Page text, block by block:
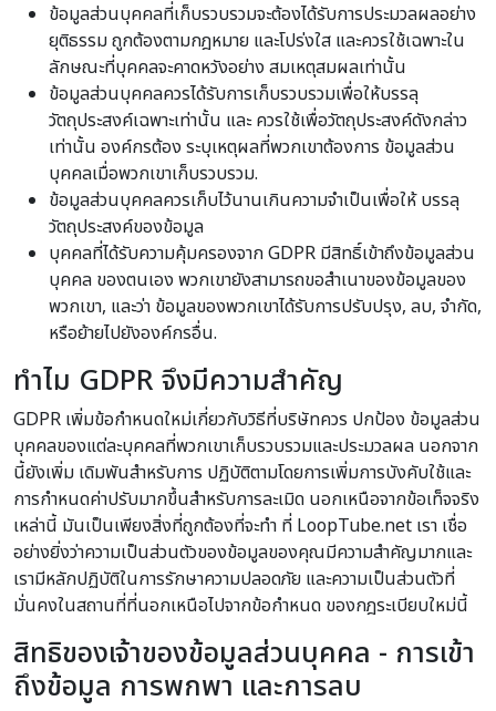
ข้อมูลส่วนบุคคลที่เก็บรวบรวมจะต้องได้รับการประมวลผลอย่าง
ยุติธรรม ถูกต้องตามกฎหมาย และโปร่งใส และควรใช้เฉพาะใน
ลักษณะที่บุคคลจะคาดหวังอย่าง สมเหตุสมผลเท่านั้น
ข้อมูลส่วนบุคคลควรได้รับการเก็บรวบรวมเพื่อให้บรรลุ
วัตถุประสงค์เฉพาะเท่านั้น และ ควรใช้เพื่อวัตถุประสงค์ดังกล่าว
เท่านั้น องค์กรต้อง ระบุเหตุผลที่พวกเขาต้องการ ข้อมูลส่วน
บุคคลเมื่อพวกเขาเก็บรวบรวม.
ข้อมูลส่วนบุคคลควรเก็บไว้นานเกินความจำเป็นเพื่อให้ บรรลุ
วัตถุประสงค์ของข้อมูล
บุคคลที่ได้รับความคุ้มครองจาก GDPR มีสิทธิ์เข้าถึงข้อมูลส่วน
บุคคล ของตนเอง พวกเขายังสามารถขอสำเนาของข้อมูลของ
พวกเขา, และว่า ข้อมูลของพวกเขาได้รับการปรับปรุง, ลบ, จำกัด,
หรือย้ายไปยังองค์กรอื่น.
ทำไม GDPR จึงมีความสำคัญ
GDPR เพิ่มข้อกำหนดใหม่เกี่ยวกับวิธีที่บริษัทควร ปกป้อง ข้อมูลส่วน
บุคคลของแต่ละบุคคลที่พวกเขาเก็บรวบรวมและประมวลผล นอกจาก
นี้ยังเพิ่ม เดิมพันสำหรับการ ปฏิบัติตามโดยการเพิ่มการบังคับใช้และ
การกำหนดค่าปรับมากขึ้นสำหรับการละเมิด นอกเหนือจากข้อเท็จจริง
เหล่านี้ มันเป็นเพียงสิ่งที่ถูกต้องที่จะทำ ที่ LoopTube.net เรา เชื่อ
อย่างยิ่งว่าความเป็นส่วนตัวของข้อมูลของคุณมีความสำคัญมากและ
เรามีหลักปฏิบัติในการรักษาความปลอดภัย และความเป็นส่วนตัวที่
มั่นคงในสถานที่ที่นอกเหนือไปจากข้อกำหนด ของกฎระเบียบใหม่นี้
สิทธิของเจ้าของข้อมูลส่วนบุคคล - การเข้า
ถึงข้อมูล การพกพา และการลบ